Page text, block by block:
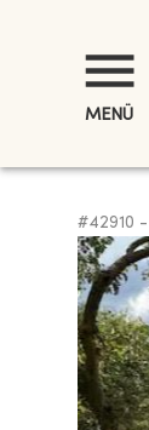
MENÜ
#42910 -